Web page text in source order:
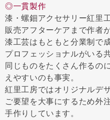
◎一貫製作
漆・螺鈿アクセサリー紅里
販売アフターケアまで作者
漆工芸はもともと分業制で
プロフェッショナルがいる
同じものをたくさん作るの
えやすいのも事実。
紅里工房ではオリジナルデ
ご要望を大事にするため外
手作りしています。